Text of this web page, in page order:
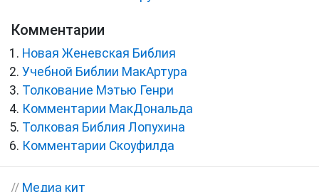
Комментарии
Новая Женевская Библия
Учебной Библии МакАртура
Толкование Мэтью Генри
Комментарии МакДональда
Толковая Библия Лопухина
Комментарии Скоуфилда
// Медиа кит